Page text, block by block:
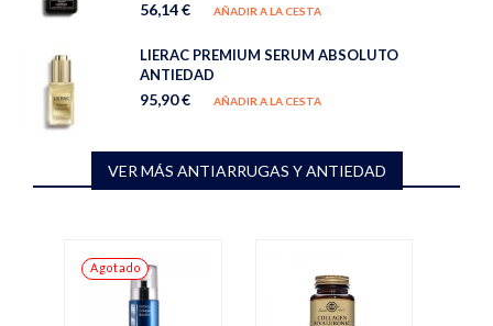
56,14 € AÑADIR A LA CESTA
LIERAC PREMIUM SERUM ABSOLUTO
ANTIEDAD
95,90 € AÑADIR A LA CESTA
VER MÁS ANTIARRUGAS Y ANTIEDAD
Agotado